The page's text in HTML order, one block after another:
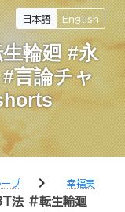
日本語 English
輪廻 #永
言論チャ
ープ chevron_right
幸福実
法 #転生輪廻